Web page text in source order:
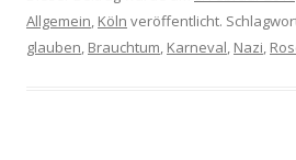
Allgemein, Köln veröffentlicht.
glauben, Brauchtum, Karneval, Nazi,